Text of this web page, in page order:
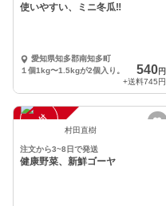
使いやすい、ミニ冬瓜‼︎
愛知県知多郡南知多町
１個1kg〜1.5kgが2個入り。
540円
+送料745円
注
文
受
付
停
止 村田直樹
注文から3~8日で発送
健康野菜、新鮮ゴーヤ